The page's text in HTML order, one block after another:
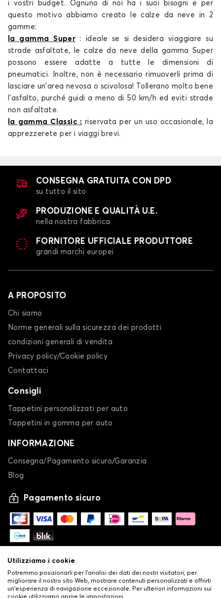
Calze da neve per SKODA KAROQ
KODIAQ
Calze da neve per SKODA SCALA
i vostri budget. Ognuno di noi ha i suoi bisogni e per
questo motivo abbiamo creato lecalze da neve in 2
gamme:
la gamma Super : ideale se si desidera viaggiare su
strade asfaltate, lecalze da neve della gamma Super
possono essere adatte a tutte le dimensioni di
pneumatici. Inoltre, non è necessario rimuoverli prima di
lasciare un'area nevosa o scivolosa! Tollerano molto bene
l'asfalto, purché guidi a meno di 50 km/h ed eviti strade
non asfaltate.
la gamma Classic : riservata per un uso occasionale, la
apprezzerete per i viaggi brevi.
CONSEGNA GRATUITA CON DPD
su tutto il sito
PRODUZIONE E QUALITÀ U.E.
nella nostra fabbrica
FORNITORE UFFICIALE PRODUTTORE
grandi marchi europei
A PROPOSITO
Chi siamo
Norme generali sulla sicurezza dei prodotti
condizioni generali di vendita
Privacy policy/Cookie policy
Contattaci
Consigli
Tappetini personalizzati per auto
Tappetini in gomma per auto
INFORMAZIONE
Consegna/Pagamento sicuro/Garanzia
Blog
Pagamento sicuro
Utilizziamo i cookie
Potremmo posizionarli per l'analisi dei dati dei nostri visitatori, per
migliorare il nostro sito Web, mostrare contenuti personalizzati e offrirti
un'esperienza di navigazione eccezionale. Per ulteriori informazioni sui